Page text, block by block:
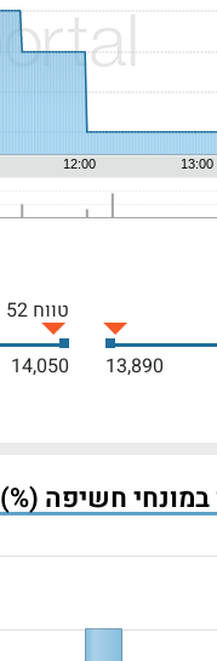
13,890
טווח 52 שבועות
14,050
חשיפה (%)